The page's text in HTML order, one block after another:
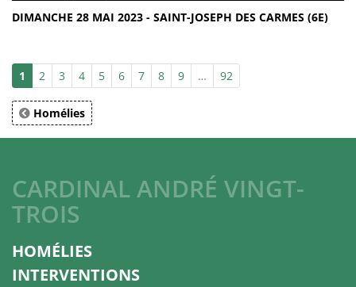
DIMANCHE 28 MAI 2023 - SAINT-JOSEPH DES CARMES (6E)
1 2 3 4 5 6 7 8 9 … 92
Homélies
CARDINAL ANDRÉ VINGT-
TROIS
HOMÉLIES
INTERVENTIONS